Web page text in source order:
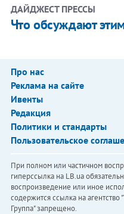
ДАЙДЖЕСТ ПРЕССЫ
Что обсуждают
Про нас
Реклама на сайте
Ивенты
Редакция
Политики и стандарты
Пользовательское
При полном или частичном
гиперссылка на LB.ua
воспроизведение или иное
содержится ссылка на агентство
Группа" запрещено.